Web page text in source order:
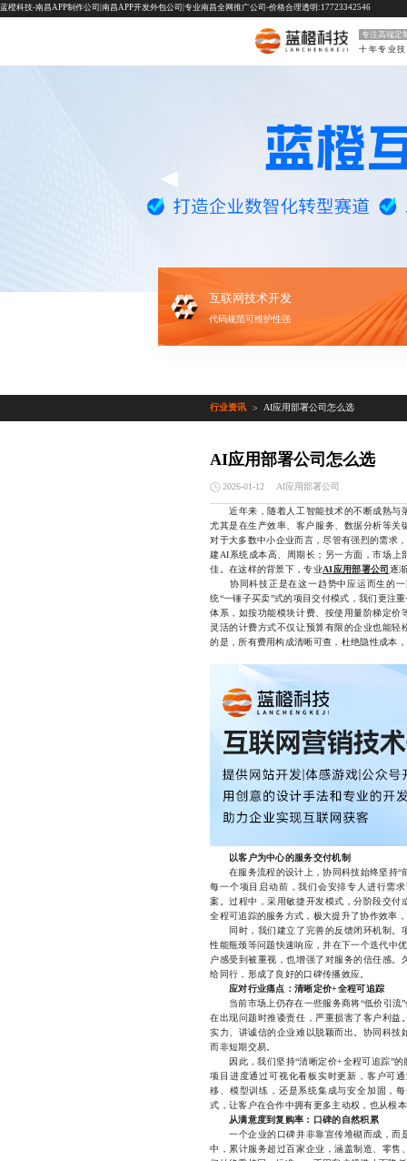
蓝橙科技-南昌APP制作公司|南昌APP开发外包公司|专业南昌全网推广公司-价格合理透明:17723342546
专注高端定
互联网技术开发
代码规范可维护性强
行业资讯 > AI应用部署公司怎么选
AI应用部署公司怎么选
2026-01-12 AI应用部署公司
近年来，随着人工智能技术的不断成熟与
尤其是在生产效率、客户服务、数据分析等
对于大多数中小企业而言，尽管有强烈的需求
建AI系统成本高、周期长；另一方面，市场上
佳。在这样的背景下，专业AI应用部署公司 逐
协同科技正是在这一趋势中应运而生的一
统“一锤子买卖”式的项目交付模式，我们更注
体系，如按功能模块计费、按使用量阶梯定
灵活的计费方式不仅让预算有限的企业也能
的是，所有费用构成清晰可查，杜绝隐性成本
以客户为中心的服务交付机制
在服务流程的设计上，协同科技始终坚持“
每一个项目启动前，我们会安排专人进行需
案。过程中，采用敏捷开发模式，分阶段交
全程可追踪的服务方式，极大提升了协作效率
同时，我们建立了完善的反馈闭环机制。
性能瓶颈等问题快速响应，并在下一个迭代中
户感受到被重视，也增强了对服务的信任感
给同行，形成了良好的口碑传播效应。
应对行业痛点：清晰定价+全程可追踪
当前市场上仍存在一些服务商将“低价引流”
在出现问题时推诿责任，严重损害了客户利
实力、讲诚信的企业难以脱颖而出。协同科
而非短期交易。
因此，我们坚持“清晰定价+全程可追踪”的
项目进度通过可视化看板实时更新，客户可
移、模型训练，还是系统集成与安全加固，
式，让客户在合作中拥有更多主动权，也从根
从满意度到复购率：口碑的自然积累
一个企业的口碑并非靠宣传堆砌而成，而
中，累计服务超过百家企业，涵盖制造、零